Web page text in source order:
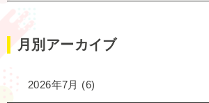
月別アーカイブ
2026年7月 (6)